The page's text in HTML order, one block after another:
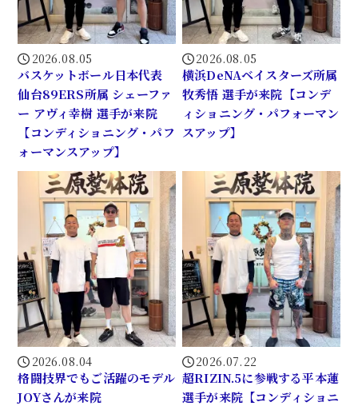
2026.08.05
バスケットボール日本代表
仙台89ERS所属 シェーファ
ー アヴィ幸樹 選手が来院
【コンディショニング・パフ
ォーマンスアップ】
2026.08.05
横浜DeNAベイスターズ所属
牧秀悟 選手が来院【コンデ
ィショニング・パフォーマン
スアップ】
2026.08.04
格闘技界でもご活躍のモデル
JOYさんが来院
2026.07.22
超RIZIN.5に参戦する平本蓮
選手が来院【コンディショニ